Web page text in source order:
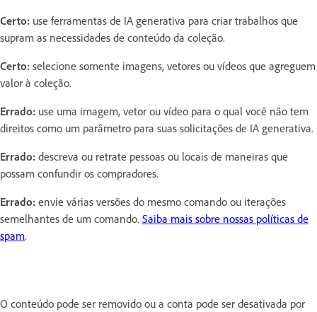
Certo: use ferramentas de IA generativa para criar trabalhos que
supram as necessidades de conteúdo da coleção.
Certo: selecione somente imagens, vetores ou vídeos que agreguem
valor à coleção.
Errado: use uma imagem, vetor ou vídeo para o qual você não tem
direitos como um parâmetro para suas solicitações de IA generativa.
Errado: descreva ou retrate pessoas ou locais de maneiras que
possam confundir os compradores.
Errado: envie várias versões do mesmo comando ou iterações
semelhantes de um comando. Saiba mais sobre nossas políticas de
spam.
O conteúdo pode ser removido ou a conta pode ser desativada por